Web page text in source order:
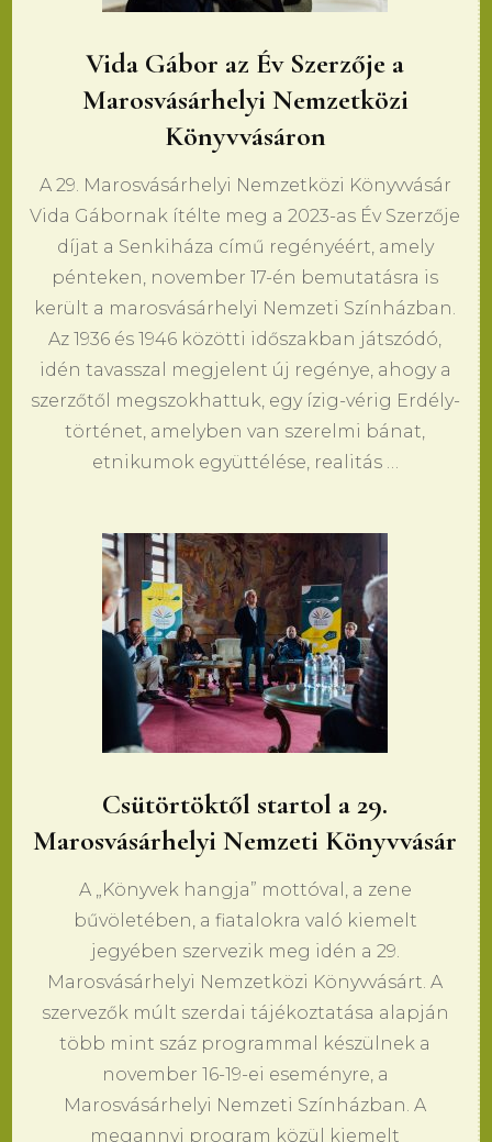
Vida Gábor az Év Szerzője a
Marosvásárhelyi Nemzetközi
Könyvvásáron
A 29. Marosvásárhelyi Nemzetközi Könyvvásár
Vida Gábornak ítélte meg a 2023-as Év Szerzője
díjat a Senkiháza című regényéért, amely
pénteken, november 17-én bemutatásra is
került a marosvásárhelyi Nemzeti Színházban.
Az 1936 és 1946 közötti időszakban játszódó,
idén tavasszal megjelent új regénye, ahogy a
szerzőtől megszokhattuk, egy ízig-vérig Erdély-
történet, amelyben van szerelmi bánat,
etnikumok együttélése, realitás …
Csütörtöktől startol a 29.
Marosvásárhelyi Nemzeti Könyvvásár
A „Könyvek hangja” mottóval, a zene
bűvöletében, a fiatalokra való kiemelt
jegyében szervezik meg idén a 29.
Marosvásárhelyi Nemzetközi Könyvvásárt. A
szervezők múlt szerdai tájékoztatása alapján
több mint száz programmal készülnek a
november 16-19-ei eseményre, a
Marosvásárhelyi Nemzeti Színházban. A
megannyi program közül kiemelt